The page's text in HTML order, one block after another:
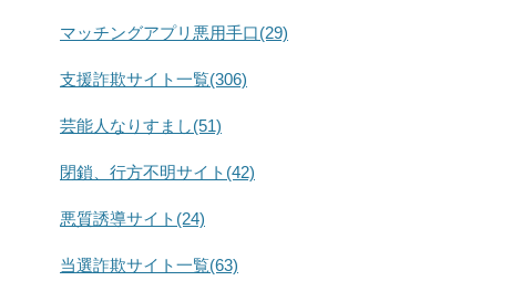
マッチングアプリ悪用手口(29)
支援詐欺サイト一覧(306)
芸能人なりすまし(51)
閉鎖、行方不明サイト(42)
悪質誘導サイト(24)
当選詐欺サイト一覧(63)